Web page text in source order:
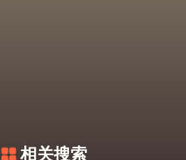
相关搜索